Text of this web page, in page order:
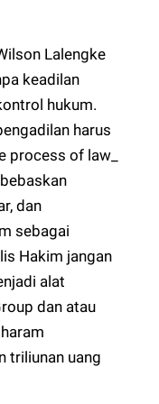
Lalengke
keadilan
hukum.
harus
process of law_
dan
sebagai
Hakim jangan
alat
dan atau
triliunan uang